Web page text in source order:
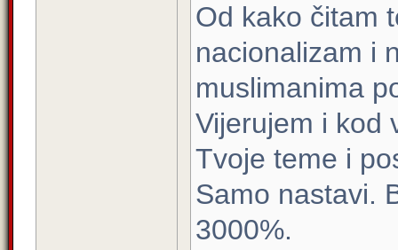
Od kako čitam
nacionalizam i
muslimanima
Vijerujem i kod
Tvoje teme i
Samo nastavi.
3000%.